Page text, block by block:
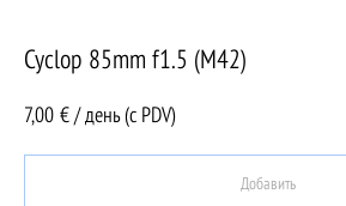
Cyclop 85mm f1.5 (M42)
7,00 € / день (c PDV)
Добавить